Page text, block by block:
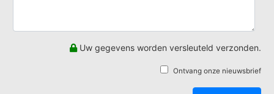
Uw gegevens worden versleuteld verzonden.
Ontvang onze nieuwsbrief